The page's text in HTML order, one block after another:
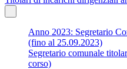
Anno 2023: Segretario
(fino al 25.09.2023)
Segretario comunale
corso)